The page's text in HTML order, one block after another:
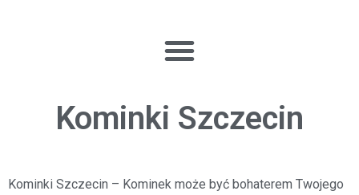
Kominki Szczecin
Kominki Szczecin – Kominek może być bohaterem Twojego